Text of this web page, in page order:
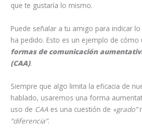
que te gustaría lo mismo.
Puede señalar a tu amigo para indicar
ha pedido. Esto es un ejemplo de cómo
formas de comunicación
(CAA).
Siempre que algo limita la eficacia de
hablado, usaremos una forma
uso de CAA es una cuestión de «grado”
“diferencia”.